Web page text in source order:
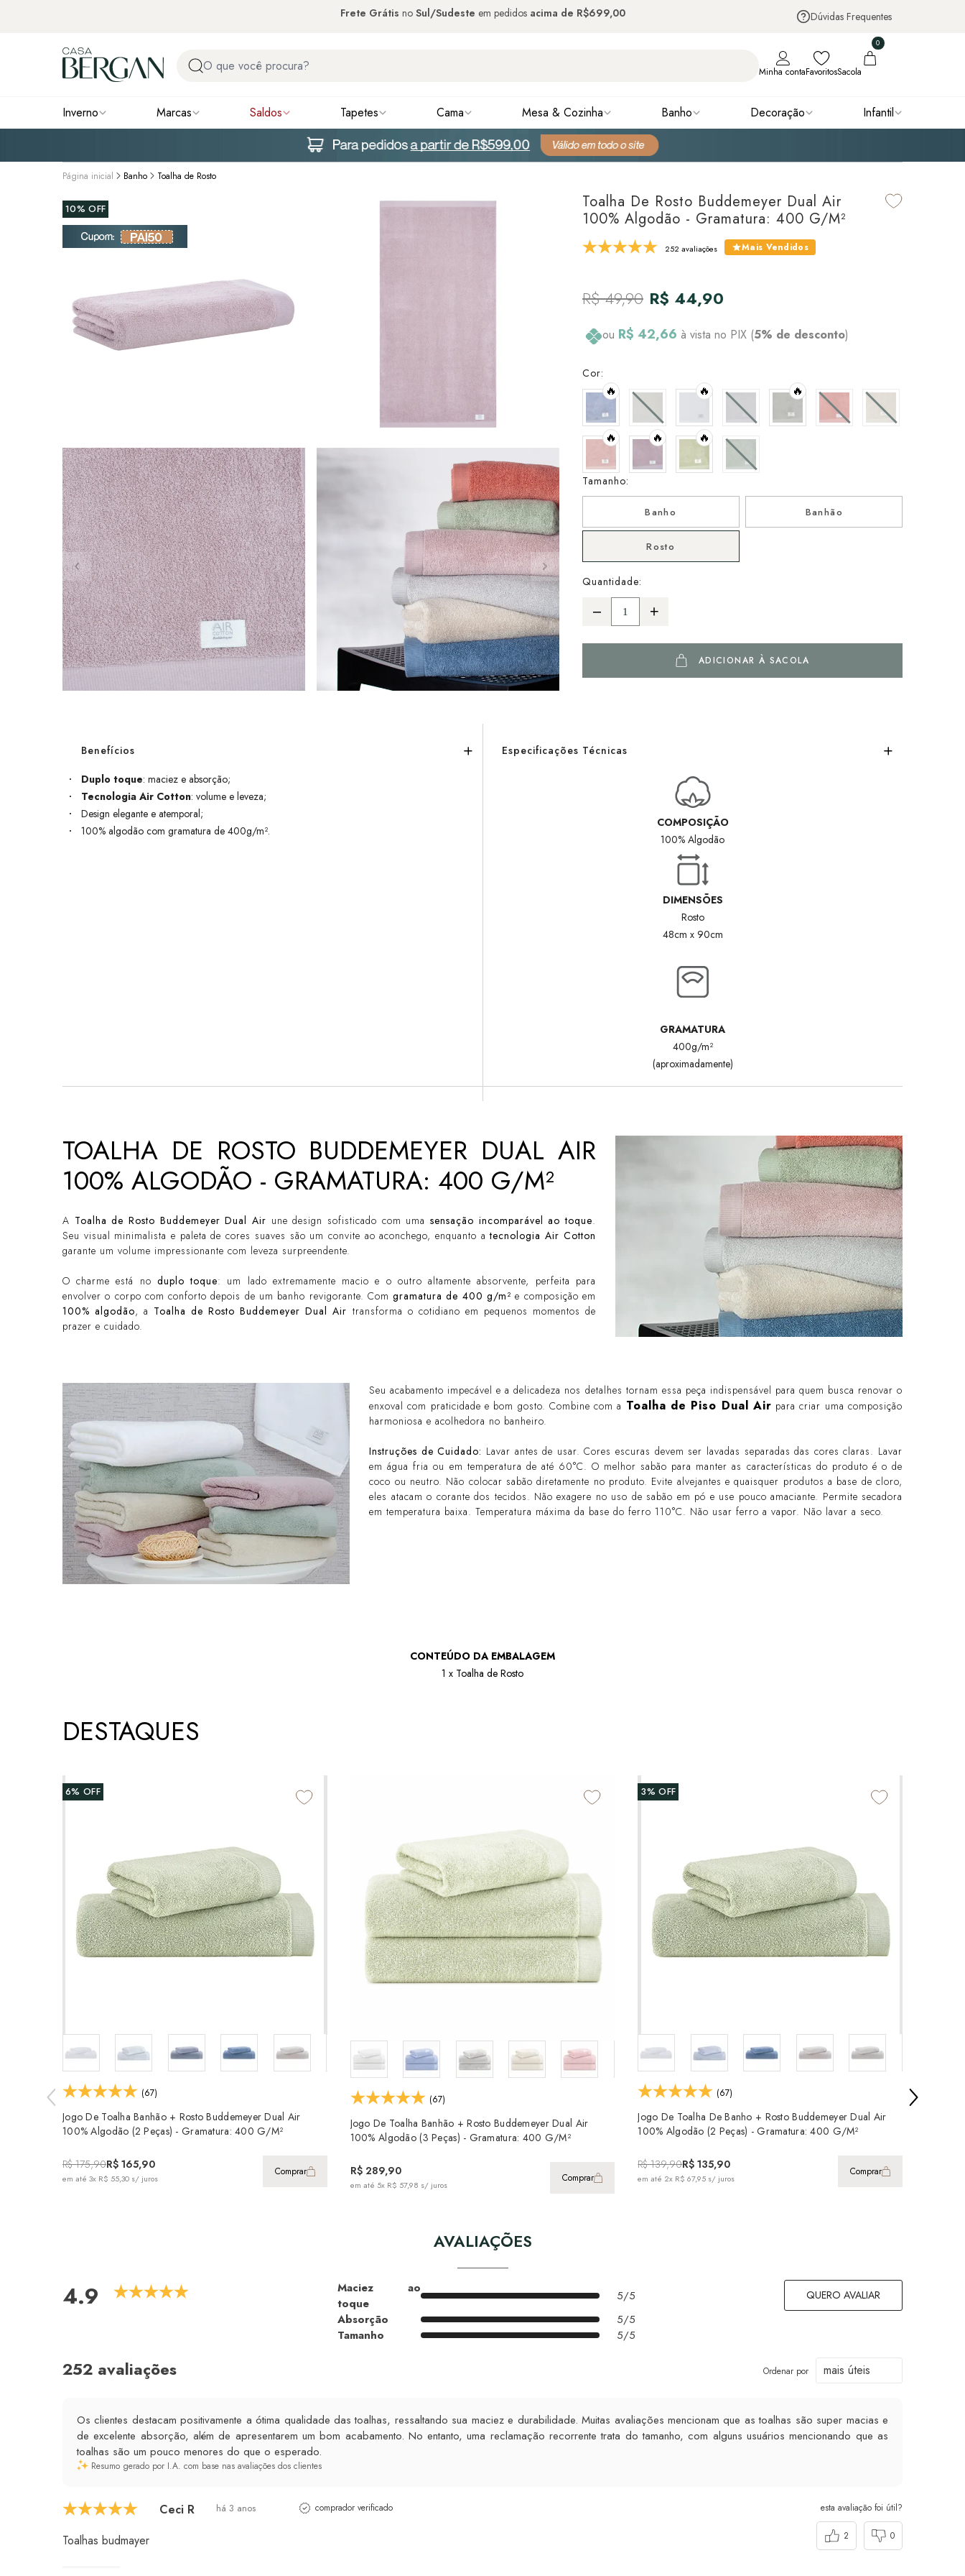
Dúvidas Frequentes
Frete Grátis no Sul/Sudeste em pedidos acima de R$699,00
Minha contaFavoritosSacola
0
Inverno Marcas Saldos Tapetes Cama Mesa & Cozinha Banho Decoração Infantil
Página inicial Banho Toalha de Rosto
10% OFF
Toalha De Rosto Buddemeyer Dual Air
100% Algodão - Gramatura: 400 G/m²
252 avaliações Mais Vendidos
R$ 49,90 R$ 44,90
ou R$ 42,66 à vista no PIX (5% de desconto)
Tamanho:
Banho Banhão
Rosto
Cor:
🔥 🔥 🔥
🔥 🔥 🔥
Quantidade:
ADICIONAR À SACOLA
Benefícios
Duplo toque: maciez e absorção;
Tecnologia Air Cotton: volume e leveza;
Design elegante e atemporal;
100% algodão com gramatura de 400g/m².
Especificações Técnicas
COMPOSIÇÃO
100% Algodão
DIMENSÕES
Rosto
48cm x 90cm
GRAMATURA
400g/m²
(aproximadamente)
TOALHA DE ROSTO BUDDEMEYER DUAL AIR
100% ALGODÃO - GRAMATURA: 400 G/M²
A Toalha de Rosto Buddemeyer Dual Air une design sofisticado com uma sensação incomparável ao toque.
Seu visual minimalista e paleta de cores suaves são um convite ao aconchego, enquanto atecnologia Air Cotton
garante um volume impressionante com leveza surpreendente.
O charme está no duplo toque: um lado extremamente macio e o outro altamente absorvente, perfeita para
envolver o corpo com conforto depois de um banho revigorante. Comgramatura de 400 g/m² e composição em
100% algodão, a Toalha de Rosto Buddemeyer Dual Air transforma o cotidiano em pequenos momentos de
prazer e cuidado.
Seu acabamento impecável e a delicadeza nos detalhes tornam essa peça indispensável para quem busca renovar o
enxoval com praticidade e bom gosto. Combine com a Toalha de Piso Dual Air para criar uma composição
harmoniosa e acolhedora no banheiro.
Instruções de Cuidado: Lavar antes de usar. Cores escuras devem ser lavadas separadas das cores claras. Lavar
em água fria ou em temperatura de até 60°C. O melhor sabão para manter as características do produto é o de
coco ou neutro. Não colocar sabão diretamente no produto. Evite alvejantes e quaisquer produtos a base de cloro,
eles atacam o corante dos tecidos. Não exagere no uso de sabão em pó e use pouco amaciante. Permite secadora
em temperatura baixa. Temperatura máxima da base do ferro 110°C. Não usar ferro a vapor. Não lavar a seco.
CONTEÚDO DA EMBALAGEM
1 x Toalha de Rosto
DESTAQUES
6% OFF
(67)
Jogo De Toalha Banhão + Rosto Buddemeyer Dual Air
100% Algodão (2 Peças) - Gramatura: 400 G/m²
R$ 175,90R$ 165,90
em até 3x R$ 55,30 s/ juros
Comprar
(67)
Jogo De Toalha Banhão + Rosto Buddemeyer Dual Air
100% Algodão (3 Peças) - Gramatura: 400 G/m²
R$ 289,90
em até 5x R$ 57,98 s/ juros
Comprar
3% OFF
(67)
Jogo De Toalha De Banho + Rosto Buddemeyer Dual Air
100% Algodão (2 Peças) - Gramatura: 400 G/m²
R$ 139,90R$ 135,90
em até 2x R$ 67,95 s/ juros
Comprar
AVALIAÇÕES
4.9
Maciez ao
toque
5/5
Absorção
5/5
Tamanho
5/5
QUERO AVALIAR
252 avaliações Ordenar por
Os clientes destacam positivamente a ótima qualidade das toalhas, ressaltando sua maciez e durabilidade. Muitas avaliações mencionam que as toalhas são super macias e
de excelente absorção, além de apresentarem um bom acabamento. No entanto, uma reclamação recorrente trata do tamanho, com alguns usuários mencionando que as
toalhas são um pouco menores do que o esperado.
Resumo gerado por I.A. com base nas avaliações dos clientes
Ceci R há 3 anos comprador verificado
Toalhas budmayer
esta avaliação foi útil?
2 0